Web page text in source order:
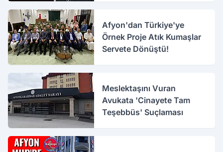
Afyon'dan Türkiye'ye
Örnek Proje Atık Kumaşlar
Servete Dönüştü!
Meslektaşını Vuran
Avukata 'Cinayete Tam
Teşebbüs' Suçlaması